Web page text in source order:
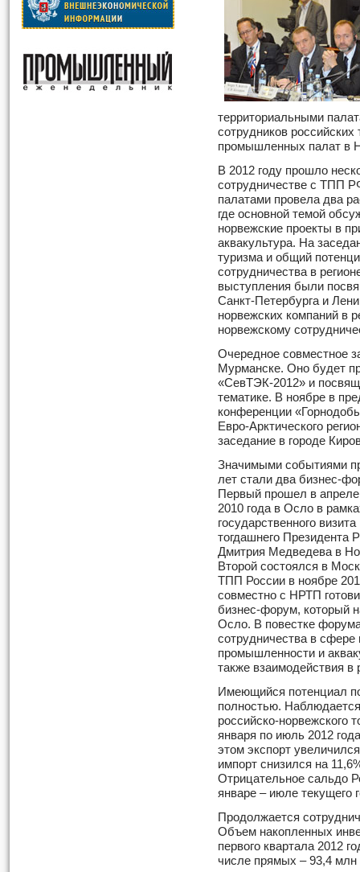
территориальными
сотрудников российских
промышленных палат в
В 2012 году прошло
сотрудничестве с ТПП
палатами провела два
где основной темой
норвежские проекты в
аквакультура. На
туризма и общий
сотрудничества в
выступления были
Санкт-Петербурга и
норвежских компаний в
норвежскому
Очередное совместное
Мурманске. Оно будет
«СевТЭК-2012» и
тематике. В ноябре в
конференции
Евро-Арктического
заседание в городе
Значимыми событиями
лет стали два бизнес-
Первый прошел в апреле
2010 года в Осло в
государственного визита
тогдашнего Президента
Дмитрия Медведева в
Второй состоялся в
ТПП России в ноябре
совместно с НРТП
бизнес-форум, который
Осло. В повестке
сотрудничества в сфере
промышленности и
также взаимодействия в
Имеющийся потенциал
полностью.
российско-норвежского
января по июль 2012
этом экспорт
импорт снизился на
Отрицательное сальдо
январе – июле текущего
Продолжается
Объем накопленных
первого квартала 2012
числе прямых – 93,4 млн